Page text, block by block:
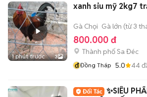
1 phút trước 3
xanh siu mỹ 2kg7
Gà Chọi Gà lớn (từ 3
800.000 đ
Thành phố Sa Đéc
đĐồng Tháp 5.0 44
✨SIÊU